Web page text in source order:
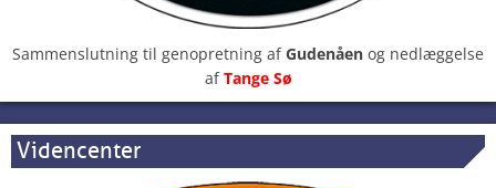
Sammenslutning til genopretning afGudenåen og nedlæggelse
afTange Sø
Videncenter